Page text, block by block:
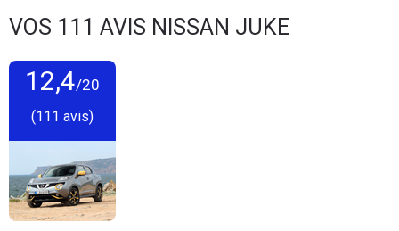
Essais
Guide
Utilitaires
VOS 111 AVIS NISSAN JUKE
12,4/20
(111 avis)